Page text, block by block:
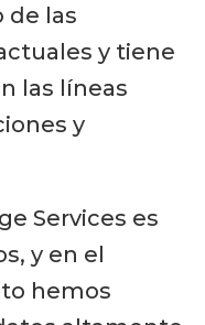
de las
y tiene
las líneas
y
Services es
y en el
hemos